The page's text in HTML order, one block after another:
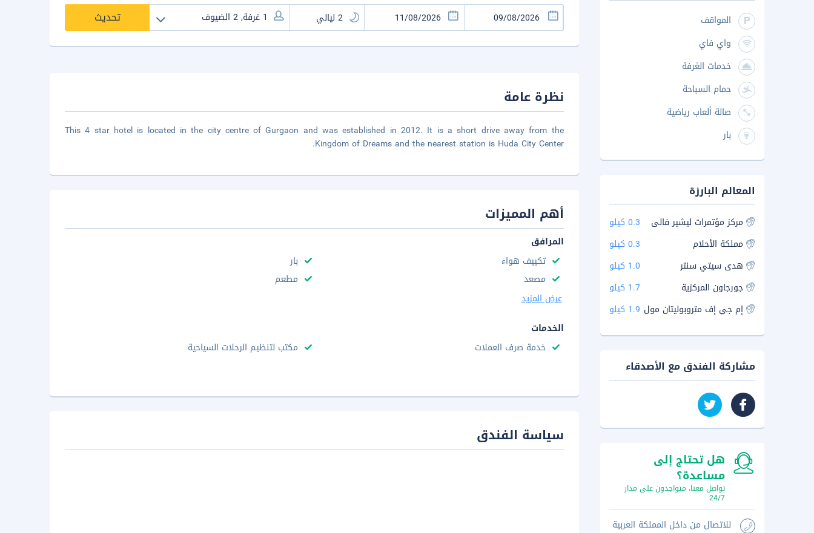
تحديث
نظرة عامة
This 4 star hotel is located in the city centre of Gurgaon and was established in 2012. It is a short drive away from the
Kingdom of Dreams and the nearest station is Huda City Center.
أهم المميزات
المرافق
تكييف هواء
بار
مصعد
مطعم
عرض المزيد
الخدمات
خدمة صرف العملات
مكتب لتنظيم الرحلات السياحية
سياسة الفندق
المواقف
واي فاي
خدمات الغرفة
حمام السباحة
صالة ألعاب رياضية
بار
المعالم البارزة
مركز مؤتمرات ليشير فالى
0.3 كيلو
مملكة الأحلام
0.3 كيلو
هدى سيتي سنتر
1.0 كيلو
جورجاون المركزية
1.7 كيلو
إم جي إف متروبوليتان مول 1.9 كيلو
مشاركة الفندق مع الأصدقاء
هل تحتاج إلى
مساعدة؟
تواصل معنا، متواجدون على مدار
24/7
للاتصال من داخل المملكة العربية